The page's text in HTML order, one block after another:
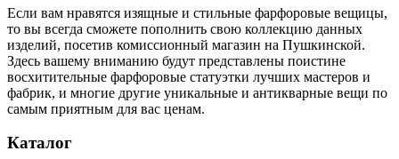
Если вам нравятся изящные и стильные фарфоровые вещицы,
то вы всегда сможете пополнить свою коллекцию данных
изделий, посетив комиссионный магазин на Пушкинской.
Здесь вашему вниманию будут представлены поистине
восхитительные фарфоровые статуэтки лучших мастеров и
фабрик, и многие другие уникальные и антикварные вещи по
самым приятным для вас ценам.
Каталог